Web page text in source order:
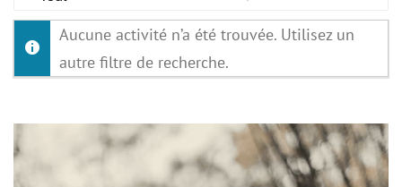
Afficher
par
activité:
Aucune activité n’a été trouvée. Utilisez un
autre filtre de recherche.